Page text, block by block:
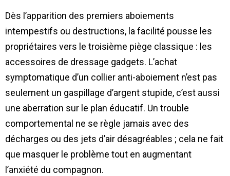
Dès l’apparition des premiers aboiements
intempestifs ou destructions, la facilité pousse les
propriétaires vers le troisième piège classique : les
accessoires de dressage gadgets. L’achat
symptomatique d’un collier anti-aboiement n’est pas
seulement un gaspillage d’argent stupide, c’est aussi
une aberration sur le plan éducatif. Un trouble
comportemental ne se règle jamais avec des
décharges ou des jets d’air désagréables ; cela ne fait
que masquer le problème tout en augmentant
l’anxiété du compagnon.